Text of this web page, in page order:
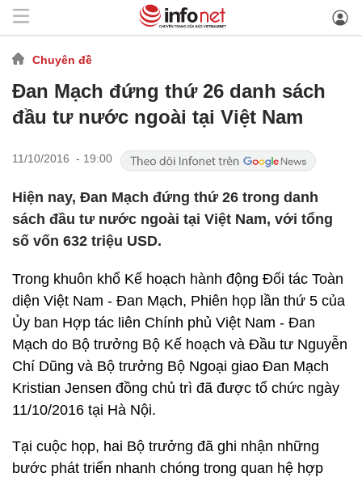
Chuyên đề
Đan Mạch đứng thứ 26 danh sách
đầu tư nước ngoài tại Việt Nam
11/10/2016 - 19:00
Hiện nay, Đan Mạch đứng thứ 26 trong danh
sách đầu tư nước ngoài tại Việt Nam, với tổng
số vốn 632 triệu USD.
Trong khuôn khổ Kế hoạch hành động Đối tác Toàn
diện Việt Nam - Đan Mạch, Phiên họp lần thứ 5 của
Ủy ban Hợp tác liên Chính phủ Việt Nam - Đan
Mạch do Bộ trưởng Bộ Kế hoạch và Đầu tư Nguyễn
Chí Dũng và Bộ trưởng Bộ Ngoại giao Đan Mạch
Kristian Jensen đồng chủ trì đã được tổ chức ngày
11/10/2016 tại Hà Nội.
Tại cuộc họp, hai Bộ trưởng đã ghi nhận những
bước phát triển nhanh chóng trong quan hệ hợp